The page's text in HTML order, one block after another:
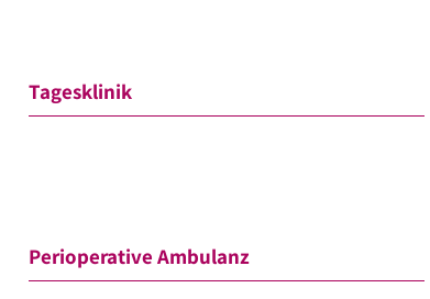
Tagesklinik
Perioperative Ambulanz